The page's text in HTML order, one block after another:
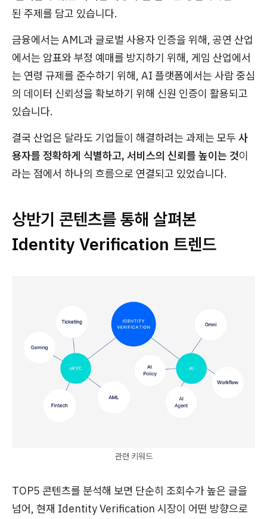
된 주제를 담고 있습니다.
금융에서는 AML과 글로벌 사용자 인증을 위해, 공연 산업
에서는 암표와 부정 예매를 방지하기 위해, 게임 산업에서
는 연령 규제를 준수하기 위해, AI 플랫폼에서는 사람 중심
의 데이터 신뢰성을 확보하기 위해 신원 인증이 활용되고
있습니다.
결국 산업은 달라도 기업들이 해결하려는 과제는 모두 사
용자를 정확하게 식별하고, 서비스의 신뢰를 높이는 것이
라는 점에서 하나의 흐름으로 연결되고 있었습니다.
상반기 콘텐츠를 통해 살펴본
Identity Verification 트렌드
관련 키워드
TOP5 콘텐츠를 분석해 보면 단순히 조회수가 높은 글을
넘어, 현재 Identity Verification 시장이 어떤 방향으로